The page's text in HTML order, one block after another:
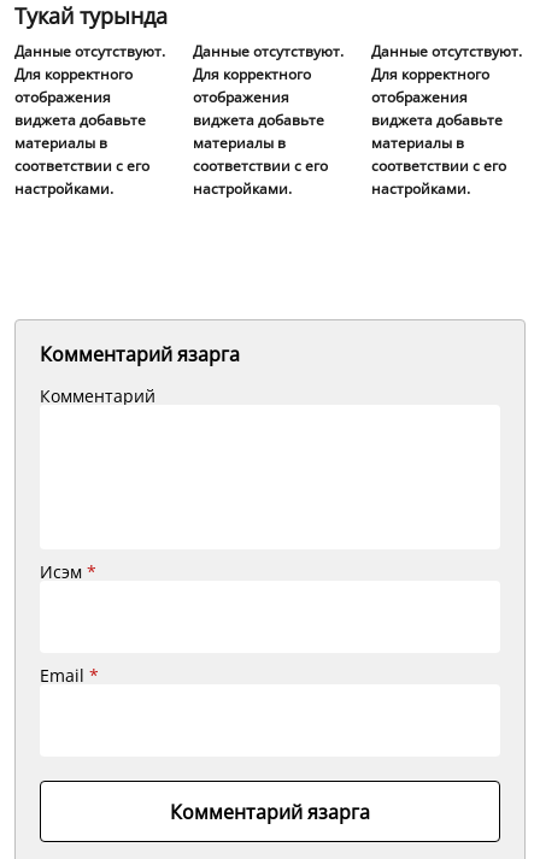
Тукай турында
Данные отсутствуют.
Для корректного
отображения
виджета добавьте
материалы в
соответствии с его
настройками.
Данные отсутствуют.
Для корректного
отображения
виджета добавьте
материалы в
соответствии с его
настройками.
Данные отсутствуют.
Для корректного
отображения
виджета добавьте
материалы в
соответствии с его
настройками.
Комментарий язарга
Комментарий
Исэм *
Email *
Комментарий язарга